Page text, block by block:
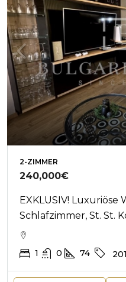
2-ZIMMER
240,000€
EXKLUSIV!
Schlafzimmer, St. St.
1 0 74